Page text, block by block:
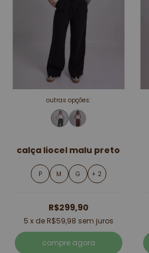
outras opções:
calça liocel malu preto
P M G + 2
R$299,90
5 x de R$59,98 sem juros
compre agora